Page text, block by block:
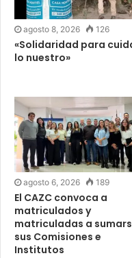
agosto 8, 2026 126
«Solidaridad para
lo nuestro»
agosto 6, 2026 189
El CAZC convoca a
matriculados y
matriculadas a
sus Comisiones e
Institutos